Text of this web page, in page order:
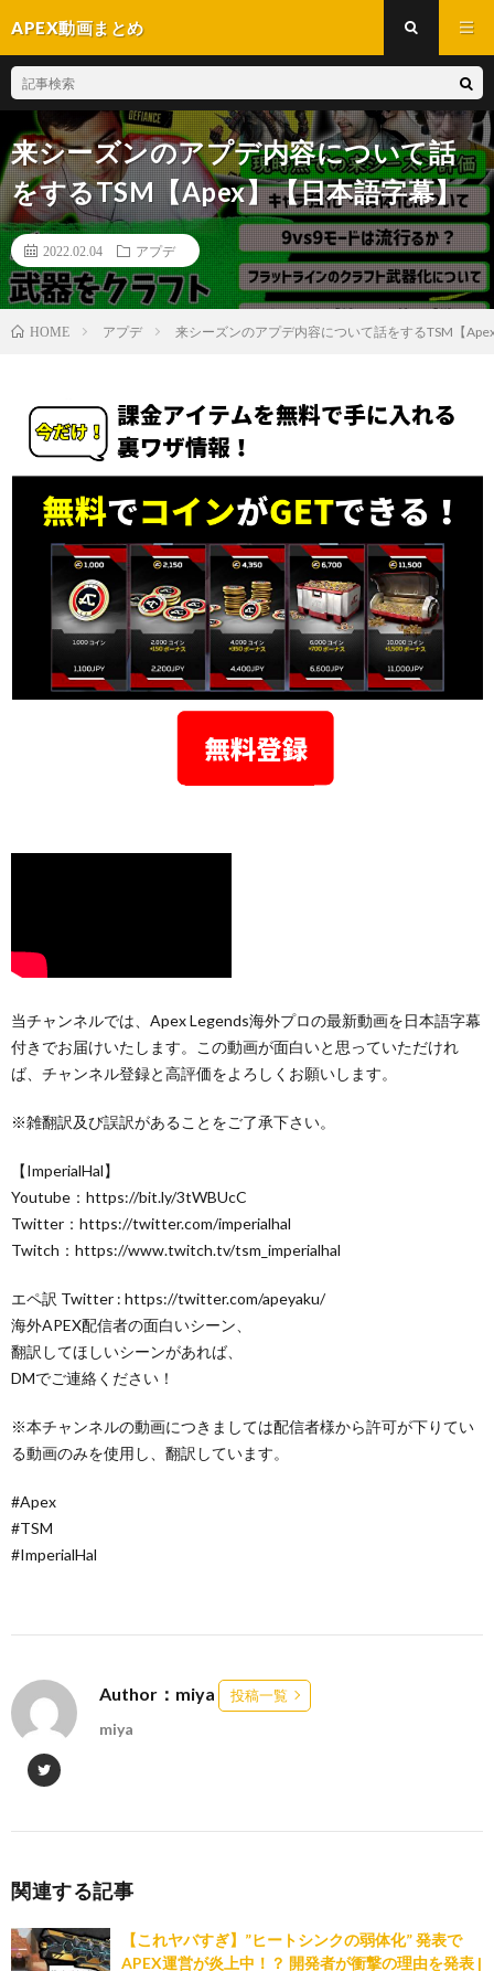
APEX動画まとめ
来シーズンのアプデ内容について話
をするTSM【Apex】【日本語字幕】
2022.02.04 アプデ
HOME アプデ 来シーズンのアプデ内容について話をするTSM【
当チャンネルでは、Apex Legends海外プロの最新動画を日本語字幕
付きでお届けいたします。この動画が面白いと思っていただけれ
ば、チャンネル登録と高評価をよろしくお願いします。
※雑翻訳及び誤訳があることをご了承下さい。
【ImperialHal】
Youtube：https://bit.ly/3tWBUcC
Twitter：https://twitter.com/imperialhal
Twitch：https://www.twitch.tv/tsm_imperialhal
エペ訳 Twitter : https://twitter.com/apeyaku/
海外APEX配信者の面白いシーン、
翻訳してほしいシーンがあれば、
DMでご連絡ください！
※本チャンネルの動画につきましては配信者様から許可が下りてい
る動画のみを使用し、翻訳しています。
#Apex
#TSM
#ImperialHal
Author：miya 投稿一覧
miya
関連する記事
【これヤバすぎ】”ヒートシンクの弱体化” 発表で
APEX運営が炎上中！？ 開発者が衝撃の理由を発表 |